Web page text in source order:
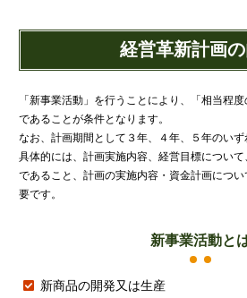
消費税
源泉所得税
その他
経営革新計画
「新事業活動」を行うことにより、「相当程
であることが条件となります。
なお、計画期間として３年、４年、５年のいず
具体的には、計画実施内容、経営目標につい
であること、計画の実施内容・資金計画につ
要です。
新事業活動と
新商品の開発又は生産